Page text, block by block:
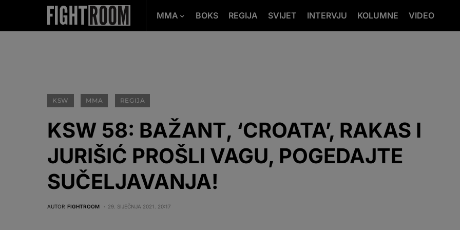
MMA BOKS REGIJA SVIJET INTERVJU KOLUMNE VIDEO
KSW MMA REGIJA
KSW 58: BAŽANT, ‘CROATA’, RAKAS I
JURIŠIĆ PROŠLI VAGU, POGEDAJTE
SUČELJAVANJA!
AUTOR FIGHTROOM 29. SIJEČNJA 2021. 20:17